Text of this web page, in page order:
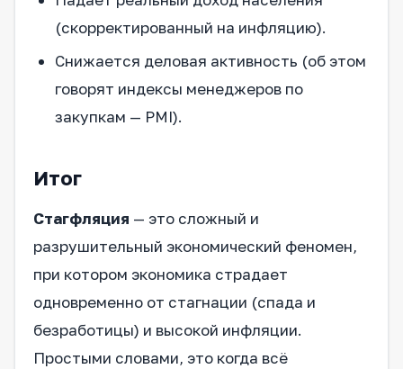
(скорректированный на инфляцию).
Снижается деловая активность (об этом
говорят индексы менеджеров по
закупкам — PMI).
Итог
Стагфляция — это сложный и
разрушительный экономический феномен,
при котором экономика страдает
одновременно от стагнации (спада и
безработицы) и высокой инфляции.
Простыми словами, это когда всё